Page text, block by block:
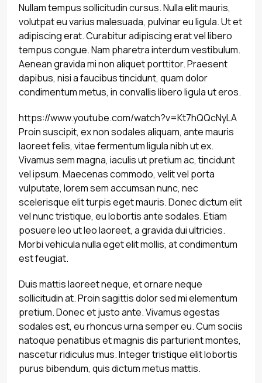
Nullam tempus sollicitudin cursus. Nulla elit mauris,
volutpat eu varius malesuada, pulvinar eu ligula. Ut et
adipiscing erat. Curabitur adipiscing erat vel libero
tempus congue. Nam pharetra interdum vestibulum.
Aenean gravida mi non aliquet porttitor. Praesent
dapibus, nisi a faucibus tincidunt, quam dolor
condimentum metus, in convallis libero ligula ut eros.
https://www.youtube.com/watch?v=Kt7hQQcNyLA
Proin suscipit, ex non sodales aliquam, ante mauris
laoreet felis, vitae fermentum ligula nibh ut ex.
Vivamus sem magna, iaculis ut pretium ac, tincidunt
vel ipsum. Maecenas commodo, velit vel porta
vulputate, lorem sem accumsan nunc, nec
scelerisque elit turpis eget mauris. Donec dictum elit
vel nunc tristique, eu lobortis ante sodales. Etiam
posuere leo ut leo laoreet, a gravida dui ultricies.
Morbi vehicula nulla eget elit mollis, at condimentum
est feugiat.
Duis mattis laoreet neque, et ornare neque
sollicitudin at. Proin sagittis dolor sed mi elementum
pretium. Donec et justo ante. Vivamus egestas
sodales est, eu rhoncus urna semper eu. Cum sociis
natoque penatibus et magnis dis parturient montes,
nascetur ridiculus mus. Integer tristique elit lobortis
purus bibendum, quis dictum metus mattis.